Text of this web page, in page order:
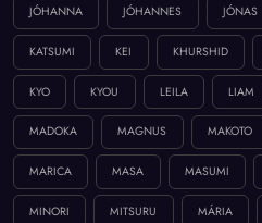
JÓHANNA JÓHANNES JÓNAS
KATSUMI KEI KHURSHID
KYO KYOU LEILA LIAM
MADOKA MAGNUS MAKOTO
MARICA MASA MASUMI
MINORI MITSURU MÁRIA